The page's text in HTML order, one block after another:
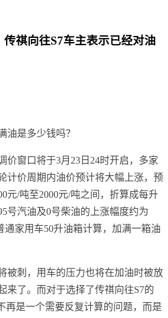
祺向往S7车主表示已经对油
油是多少钱吗？
价窗口将于‌3月23日24时‌开启，多家
计价周期内油价预计将大幅上涨，预
元/吨至2000元/吨‌之间，折算成每升
号汽油及0号柴油的上涨幅度约为‌
通家用车50升油箱计算，加满一箱油
被刺，用车的压力也将在加油时被放
来了。而对于选择了传祺向往S7的
再是一个需要反复计算的问题，而是